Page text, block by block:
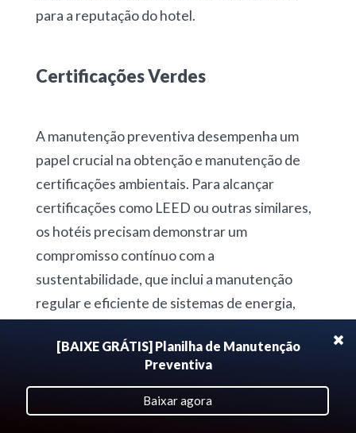
[BAIXE GRÁTIS] Planilha de Manutenção
Preventiva
Baixar agora
para a reputação do hotel.
Certificações Verdes
A manutenção preventiva desempenha um
papel crucial na obtenção e manutenção de
certificações ambientais. Para alcançar
certificações como LEED ou outras similares,
os hotéis precisam demonstrar um
compromisso contínuo com a
sustentabilidade, que inclui a manutenção
regular e eficiente de sistemas de energia,
Essas certificações não apenas validam os
esforços de sustentabilidade do hotel, mas